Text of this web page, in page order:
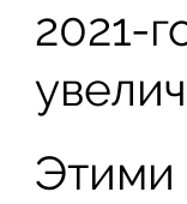
2021-
Этими